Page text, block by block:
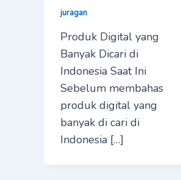
juragan
Produk Digital yang
Banyak Dicari di
Indonesia Saat Ini
Sebelum membahas
produk digital yang
banyak di cari di
Indonesia […]